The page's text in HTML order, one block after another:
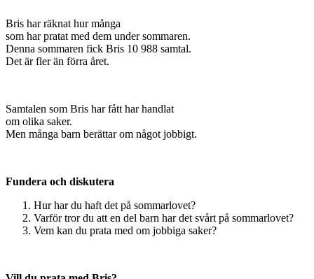
Bris har räknat hur många
som har pratat med dem under sommaren.
Denna sommaren fick Bris 10 988 samtal.
Det är fler än förra året.
Samtalen som Bris har fått har handlat
om olika saker.
Men många barn berättar om något jobbigt.
Fundera och diskutera
Hur har du haft det på sommarlovet?
Varför tror du att en del barn har det svårt på sommarlovet?
Vem kan du prata med om jobbiga saker?